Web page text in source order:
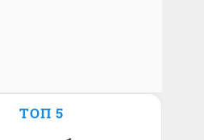
ТОП 5